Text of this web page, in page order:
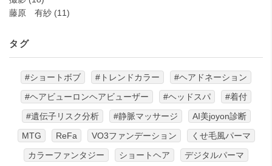
藤原 有紗 (11)
タグ
#ショートボブ #トレンドカラー
#ヘアドネーション
#ヘアビューロンヘアビューザー
#ヘッドスパ
#着付
#遺伝子リスク分析
#静脈マッサージ
AI美joyon診断
MTG
ReFa VO3ファンデーション
くせ毛風パーマ
カラーファンタジー
ショートヘア
デジタルパーマ